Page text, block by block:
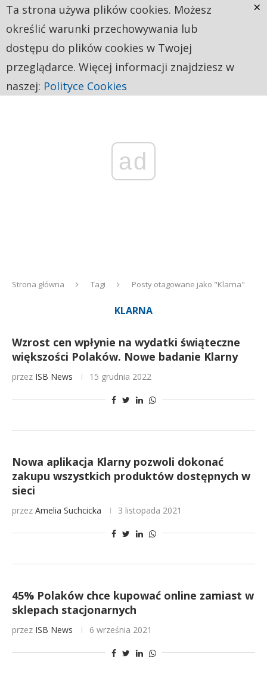
ad
Strona główna Tagi Posty otagowane jako "Klarna"
KLARNA
Wzrost cen wpłynie na wydatki świąteczne
większości Polaków. Nowe badanie Klarny
przez ISB News 15 grudnia 2022
Nowa aplikacja Klarny pozwoli dokonać
zakupu wszystkich produktów dostępnych w
sieci
przez Amelia Suchcicka 3 listopada 2021
45% Polaków chce kupować online zamiast w
sklepach stacjonarnych
przez ISB News 6 września 2021
Ta strona używa plików cookies. Możesz
określić warunki przechowywania lub
dostępu do plików cookies w Twojej
przeglądarce. Więcej informacji znajdziesz w
naszej: Polityce Cookies
×